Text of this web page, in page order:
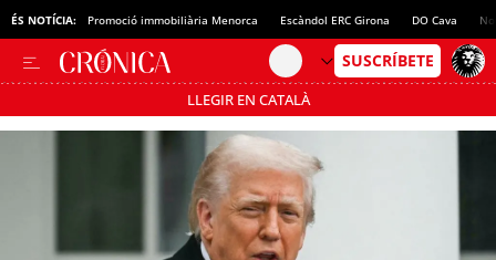
ÉS NOTÍCIA: Promoció immobiliària Menorca Escàndol ERC Girona DO Cava
LLEGIR EN CATALÀ
Passa’t al mode estalvi